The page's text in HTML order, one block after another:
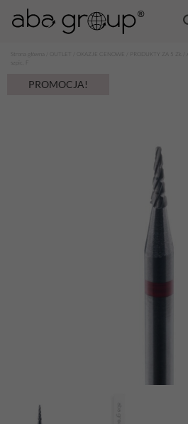
OKAZJE CENOWE PRODUKTY ZA 5 ZŁ
PROMOCJA!